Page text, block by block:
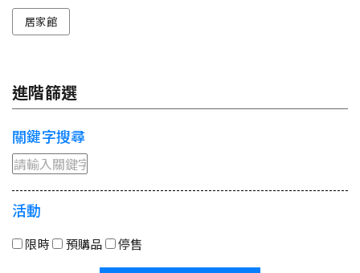
居家館
進階篩選
關鍵字搜尋
活動
限時 預購品 停售